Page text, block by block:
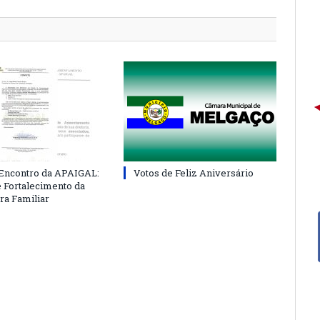
da APAIGAL:
Fortalecimento da
Familiar
Votos de Feliz Aniversário